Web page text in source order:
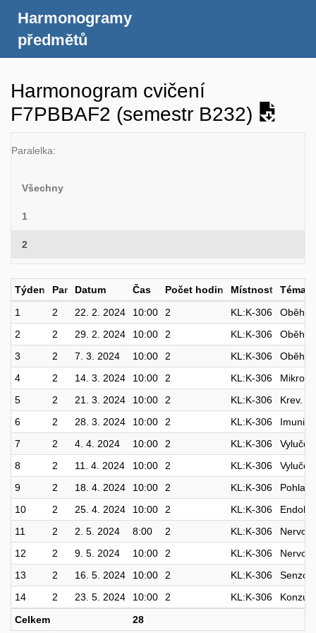
Harmonogramy
předmětů
Harmonogram cvičení
F7PBBAF2 (semestr B232)
Paralelka:
Všechny
1
2
Týden Par Datum Čas Počet hodin Místnost
Téma
1
2 22. 2. 2024 10:00 2 KL:K-306
2
2 29. 2. 2024 10:00 2 KL:K-306
3
2 7. 3. 2024 10:00 2 KL:K-306
4
2 14. 3. 2024 10:00 2 KL:K-306
5
2 21. 3. 2024 10:00 2 KL:K-306
Krev.
6
2 28. 3. 2024 10:00 2 KL:K-306
7
2 4. 4. 2024 10:00 2 KL:K-306
8
2 11. 4. 2024 10:00 2 KL:K-306
9
2 18. 4. 2024 10:00 2 KL:K-306
10
2 25. 4. 2024 10:00 2 KL:K-306
11
2 2. 5. 2024 8:00 2 KL:K-306
12
2 9. 5. 2024 10:00 2 KL:K-306
13
2 16. 5. 2024 10:00 2 KL:K-306
14
2 23. 5. 2024 10:00 2 KL:K-306
Celkem
28